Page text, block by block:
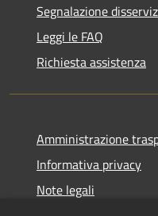
Segnalazione
Leggi le FAQ
Richiesta assistenza
Amministrazione
Informativa privacy
Note legali